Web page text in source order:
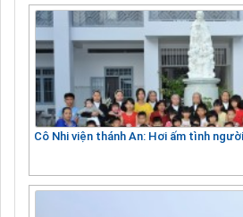
Cô Nhi viện thánh An: Hơi ấm tình